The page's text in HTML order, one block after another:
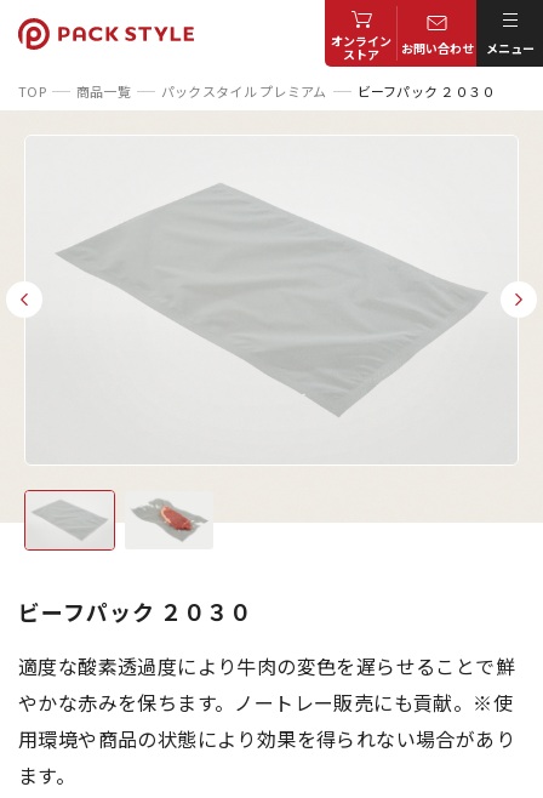
オンライン
ストア お問い合わせ メニュー
TOP 商品一覧 パックスタイル プレミアム ビーフパック ２０３０
ビーフパック ２０３０
適度な酸素透過度により牛肉の変色を遅らせることで鮮
やかな赤みを保ちます。ノートレー販売にも貢献。※使
用環境や商品の状態により効果を得られない場合があり
ます。